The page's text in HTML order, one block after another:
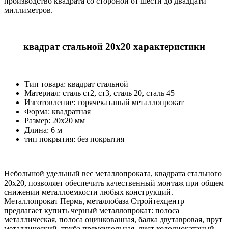
миллиметров.
квадрат стальной 20х20 характеристики
Тип товара: квадрат стальной
Материал: cталь ст2, ст3, сталь 20, сталь 45
Изготовление: горячекатаный металлопрокат
Форма: квадратная
Размер: 20х20 мм
Длина: 6 м
тип покрытия: без покрытия
Небольшой удельный вес металлопроката, квадрата стального
20х20, позволяет обеспечить качественный монтаж при общем
снижении металлоемкости любых конструкций.
Металлопрокат Пермь, металлобаза Стройтехцентр
предлагает купить черный металлопрокат: полоса
металлическая, полоса оцинкованная, балка двутавровая, прут